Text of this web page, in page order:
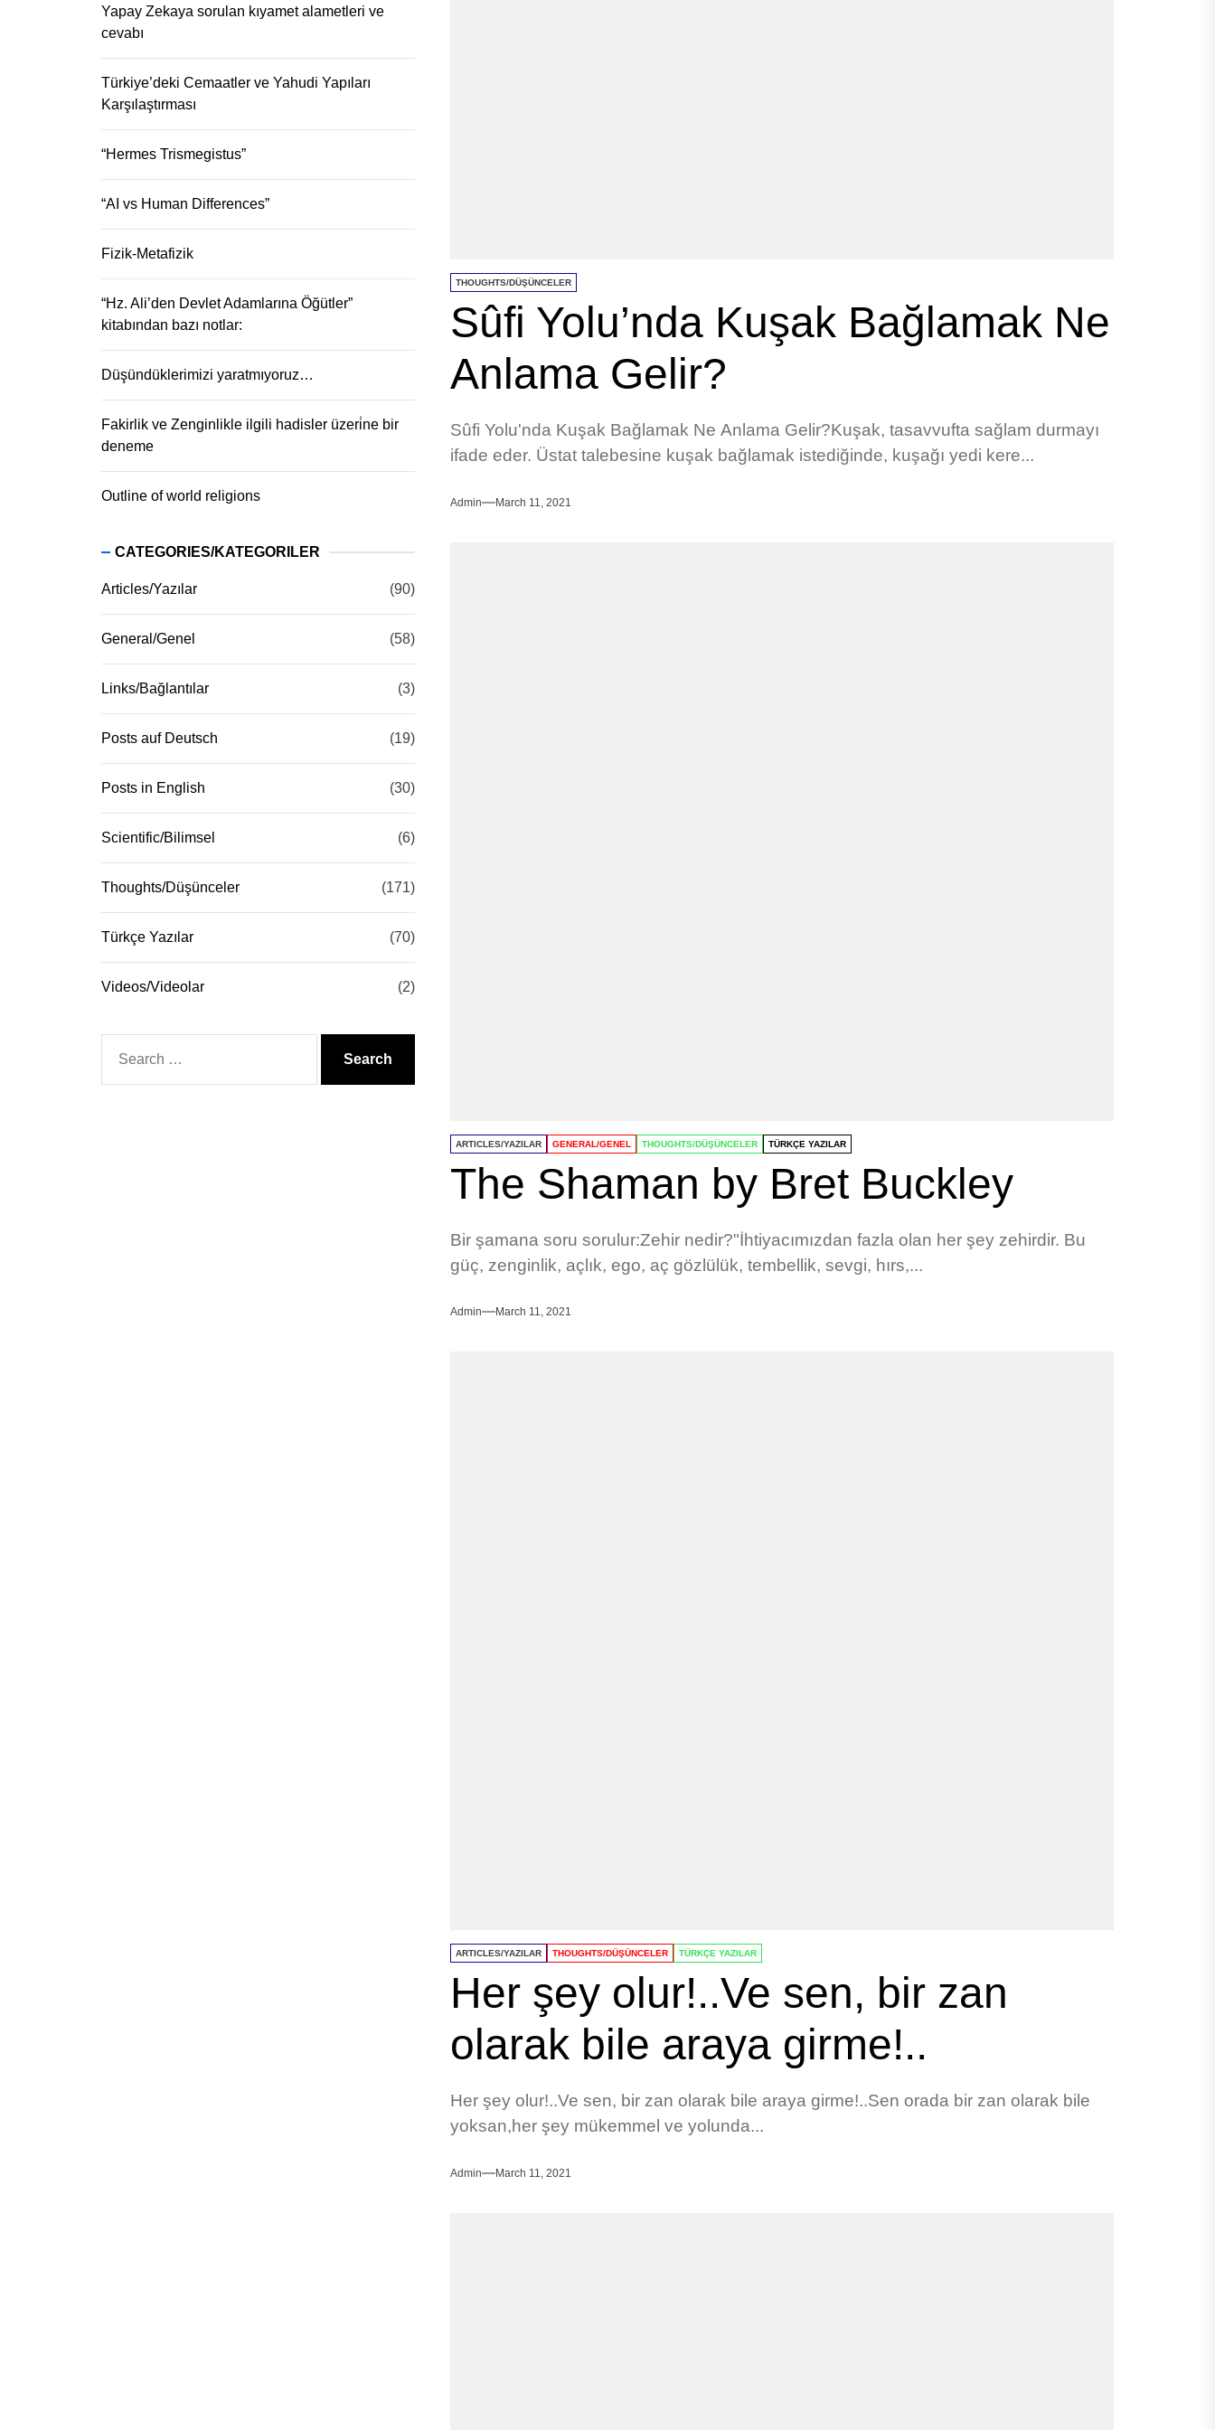
THOUGHTS/DÜŞÜNCELER
Sûfi Yolu’nda Kuşak Bağlamak Ne
Anlama Gelir?
Sûfi Yolu'nda Kuşak Bağlamak Ne Anlama Gelir?Kuşak, tasavvufta sağlam durmayı
ifade eder. Üstat talebesine kuşak bağlamak istediğinde, kuşağı yedi kere...
Admin March 11, 2021
ARTICLES/YAZILAR GENERAL/GENEL THOUGHTS/DÜŞÜNCELER TÜRKÇE YAZILAR
The Shaman by Bret Buckley
Bir şamana soru sorulur:Zehir nedir?"İhtiyacımızdan fazla olan her şey zehirdir. Bu
güç, zenginlik, açlık, ego, aç gözlülük, tembellik, sevgi, hırs,...
Admin March 11, 2021
ARTICLES/YAZILAR THOUGHTS/DÜŞÜNCELER TÜRKÇE YAZILAR
Her şey olur!..Ve sen, bir zan
olarak bile araya girme!..
Her şey olur!..Ve sen, bir zan olarak bile araya girme!..Sen orada bir zan olarak bile
yoksan,her şey mükemmel ve yolunda...
Admin March 11, 2021
Yapay Zekaya sorulan kıyamet alametleri ve
cevabı
Türkiye’deki Cemaatler ve Yahudi Yapıları
Karşılaştırması
“Hermes Trismegistus”
“AI vs Human Differences”
Fizik-Metafizik
“Hz. Ali’den Devlet Adamlarına Öğütler”
kitabından bazı notlar:
Düşündüklerimizi yaratmıyoruz…
Fakirlik ve Zenginlikle ilgili hadisler üzeri̇ne bir
deneme
Outline of world religions
CATEGORIES/KATEGORILER
Articles/Yazılar (90)
General/Genel (58)
Links/Bağlantılar (3)
Posts auf Deutsch (19)
Posts in English (30)
Scientific/Bilimsel (6)
Thoughts/Düşünceler (171)
Türkçe Yazılar (70)
Videos/Videolar (2)
for: